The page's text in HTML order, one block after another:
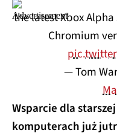
the latest Xbox
Chromium
— Tom
Wsparcie dla
komputerach już